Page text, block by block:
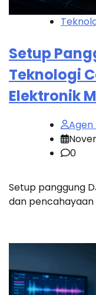
Setup
Teknologi
Elektronik
Agen
0
Setup panggung
dan